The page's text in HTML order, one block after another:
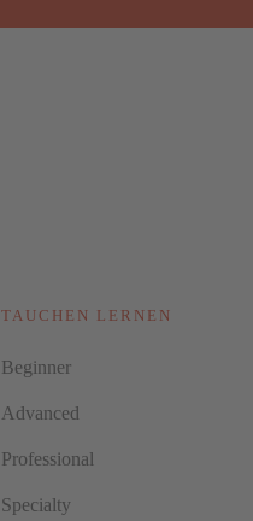
TAUCHEN LERNEN
Beginner
Advanced
Professional
Specialty